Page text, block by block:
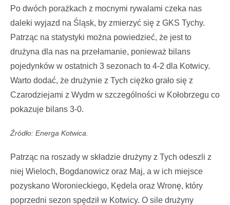
Po dwóch porażkach z mocnymi rywalami czeka nas
daleki wyjazd na Śląsk, by zmierzyć się z GKS Tychy.
Patrząc na statystyki można powiedzieć, że jest to
drużyna dla nas na przełamanie, ponieważ bilans
pojedynków w ostatnich 3 sezonach to 4-2 dla Kotwicy.
Warto dodać, że drużynie z Tych ciężko grało się z
Czarodziejami z Wydm w szczególności w Kołobrzegu co
pokazuje bilans 3-0.
Źródło: Energa Kotwica.
Patrząc na roszady w składzie drużyny z Tych odeszli z
niej Wieloch, Bogdanowicz oraz Maj, a w ich miejsce
pozyskano Woronieckiego, Kędela oraz Wronę, który
poprzedni sezon spędził w Kotwicy. O sile drużyny